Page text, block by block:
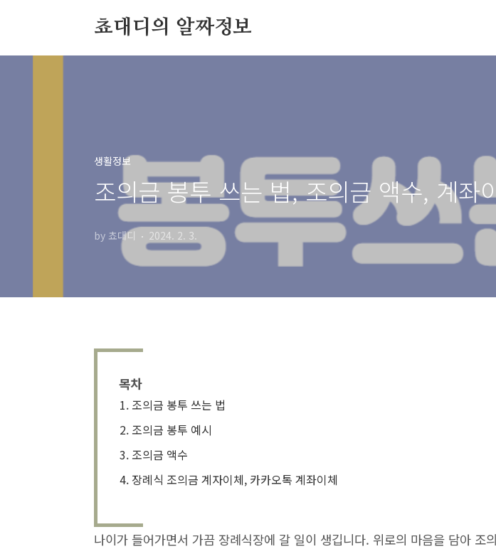
쵸대디의 알짜정보
생활정보
조의금 봉투 쓰는 법, 조의금 액수, 계좌
by 쵸대디 2024. 2. 3.
목차
조의금 봉투 쓰는 법
조의금 봉투 예시
조의금 액수
장례식 조의금 계자이체, 카카오톡 계좌이체
나이가 들어가면서 가끔 장례식장에 갈 일이 생깁니다. 위로의 마음을 담아 조